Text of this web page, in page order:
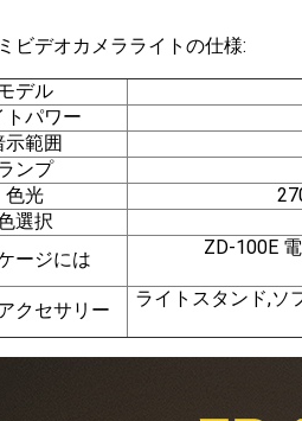
ビデオカメラライトの仕様:
デル
トパワー
示範囲
ンプ
色光
選択
ージには
ZD-100E
クセサリー
ライトスタンド,ソ